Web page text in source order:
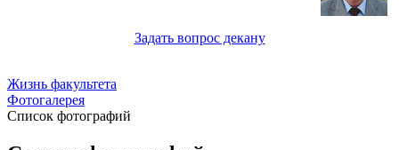
Задать вопрос декану
Жизнь факультета
Фотогалерея
Список фотографий